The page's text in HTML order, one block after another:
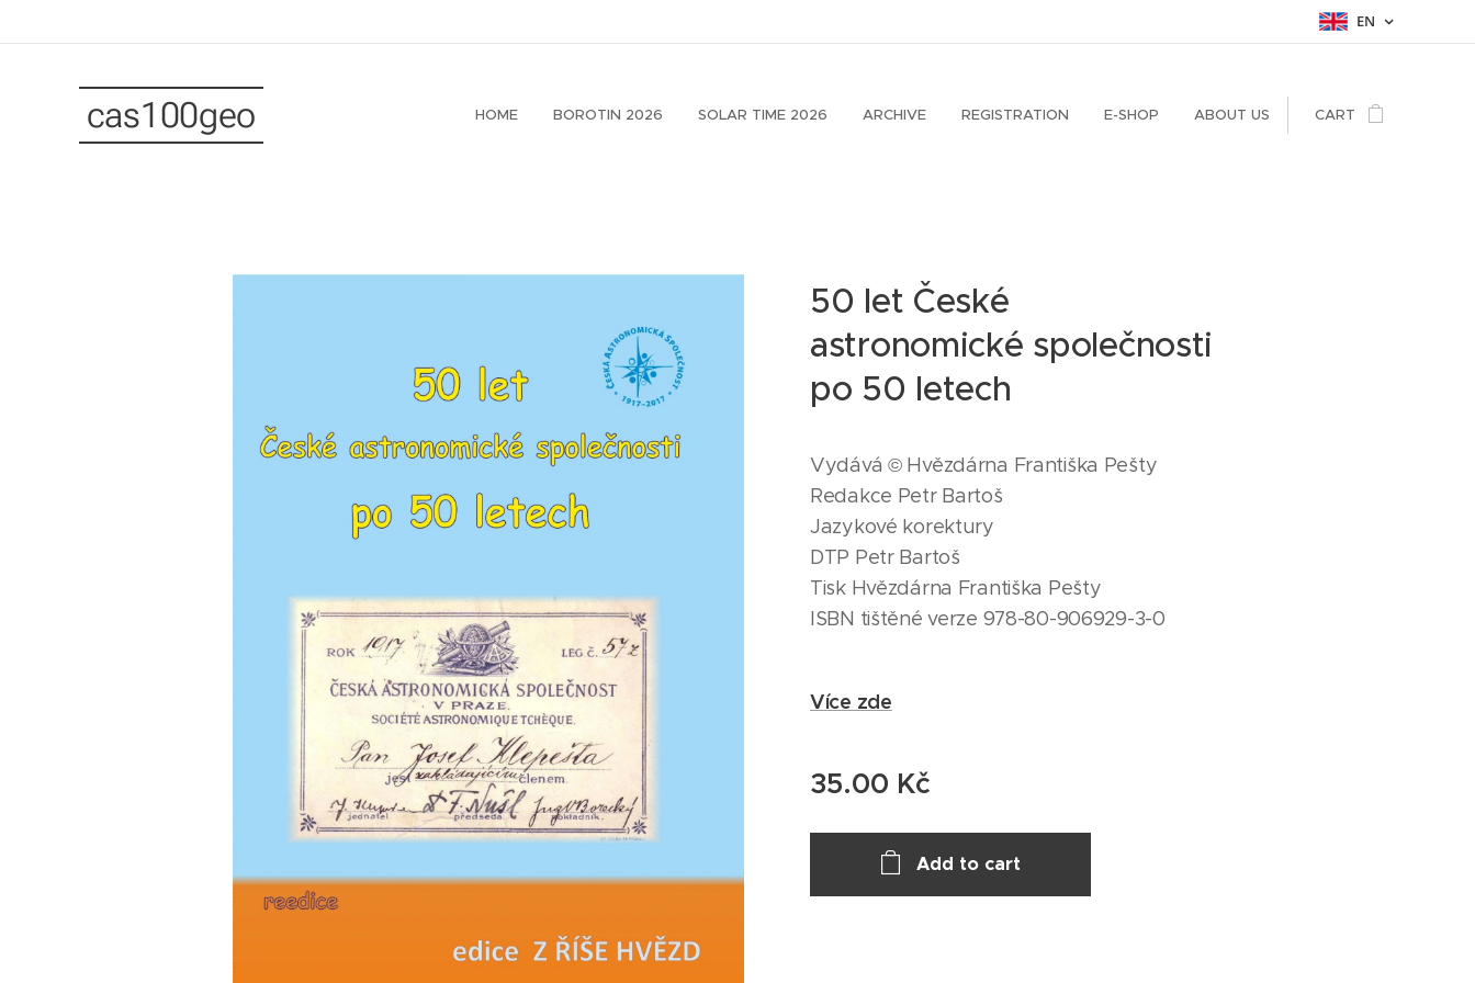
EN
cas100geo HOME BOROTIN 2026 SOLAR TIME 2026 ARCHIVE REGISTRATION E-SHOP ABOUT US CART
50 let České
astronomické společnosti
po 50 letech
Vydává © Hvězdárna Františka Pešty
Redakce Petr Bartoš
Jazykové korektury
DTP Petr Bartoš
Tisk Hvězdárna Františka Pešty
ISBN tištěné verze 978-80-906929-3-0
Více zde
35.00 Kč
Add to cart